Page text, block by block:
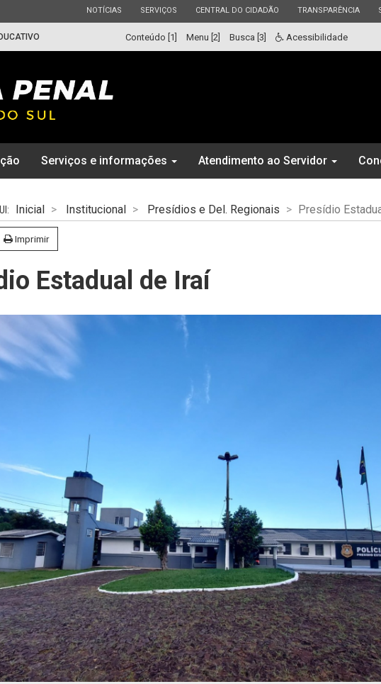
ESTADO
NOTÍCIAS ESTADO
SERVIÇOS ESTADO
CENTRAL DO CIDADÃO ESTADO
TRANSPARÊNCIA
Conteúdo [1] Menu [2] Busca [3] Acessibilidade
Serviços e informações Atendimento ao Servidor
Inicial Institucional Presídios e Del. Regionais Presídio
Imprimir
Estadual de Iraí